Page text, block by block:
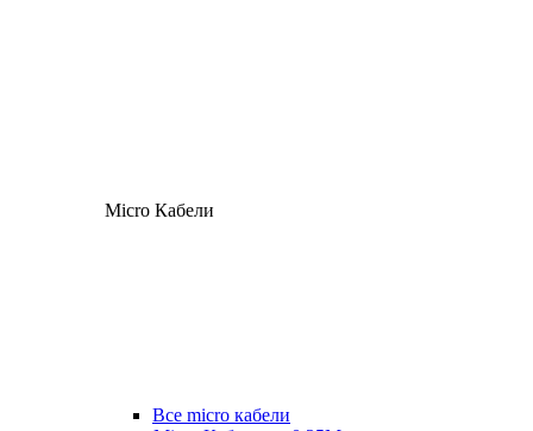
Micro Кабели
Все micro кабели